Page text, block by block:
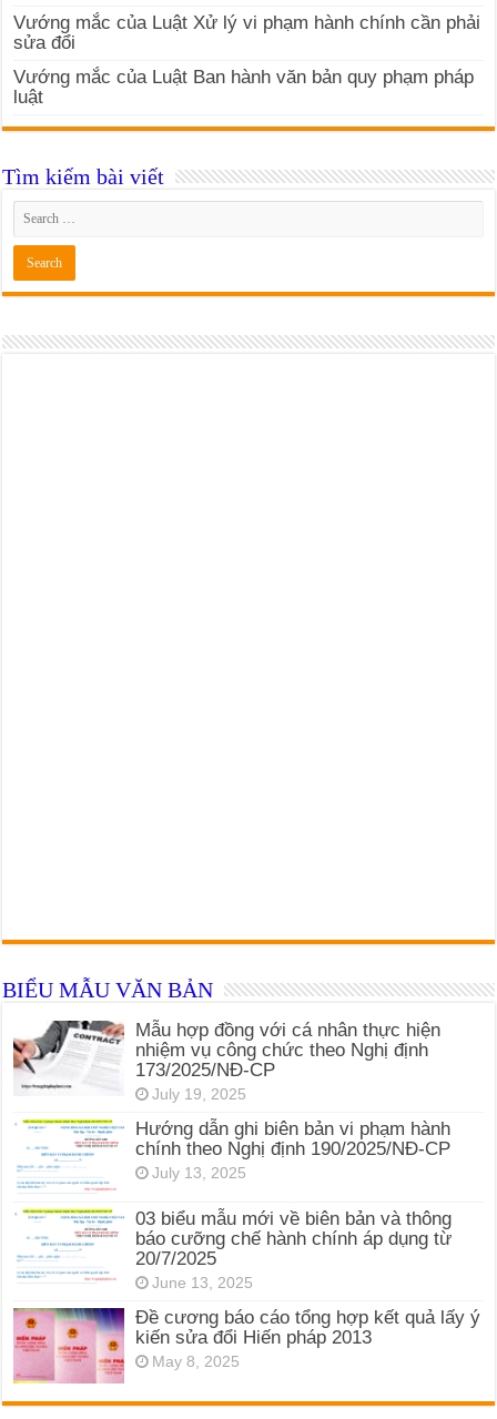
Vướng mắc của Luật Xử lý vi phạm hành chính cần phải
sửa đổi
Vướng mắc của Luật Ban hành văn bản quy phạm pháp
luật
Tìm kiếm bài viết
BIỂU MẪU VĂN BẢN
Mẫu hợp đồng với cá nhân thực hiện
nhiệm vụ công chức theo Nghị định
173/2025/NĐ-CP
July 19, 2025
Hướng dẫn ghi biên bản vi phạm hành
chính theo Nghị định 190/2025/NĐ-CP
July 13, 2025
03 biểu mẫu mới về biên bản và thông
báo cưỡng chế hành chính áp dụng từ
20/7/2025
June 13, 2025
Đề cương báo cáo tổng hợp kết quả lấy ý
kiến sửa đổi Hiến pháp 2013
May 8, 2025